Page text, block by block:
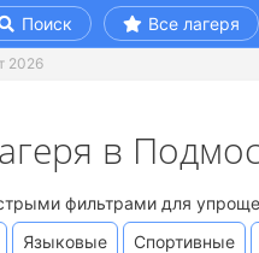
Поиск Все лагеря
2026
в
фильтрами для
Языковые Спортивные